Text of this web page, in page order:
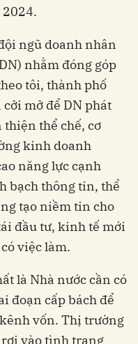
2024.
ngũ doanh nhân
nhằm đóng góp
tôi, thành phố
mở để DN phát
thể chế, cơ
kinh doanh
năng lực cạnh
bạch thông tin, thể
tạo niềm tin cho
đầu tư, kinh tế mới
việc làm.
là Nhà nước cần có
đoạn cấp bách để
vốn. Thị trường
vào tình trạng